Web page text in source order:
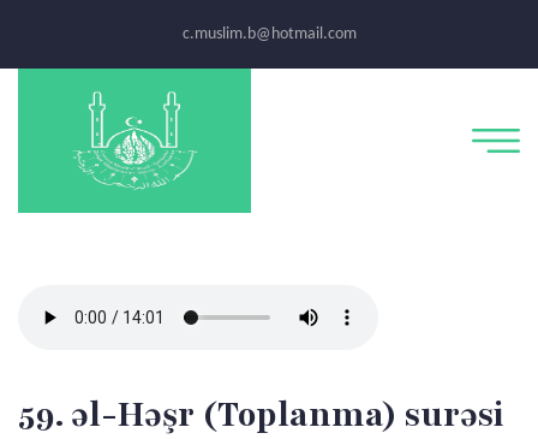
c.muslim.b@hotmail.com
59. əl-Həşr (Toplanma) surəsi